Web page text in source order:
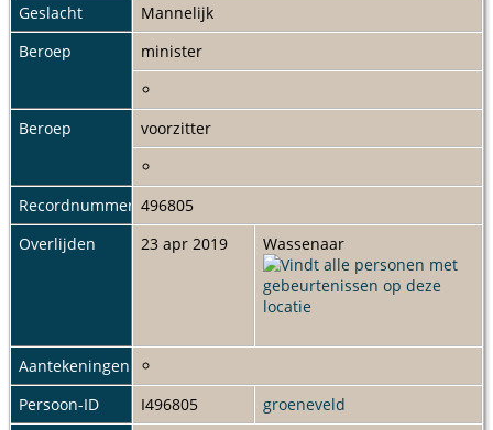
Geslacht
Mannelijk
Beroep
minister
Beroep voorzitter
Recordnummer 496805
Overlijden
23 apr 2019 Wassenaar
Aantekeningen
Persoon-ID
I496805
groeneveld